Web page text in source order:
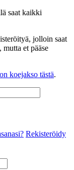
saat kaikki
jolloin saat
et pääse
koejakso tästä.
Rekisteröidy